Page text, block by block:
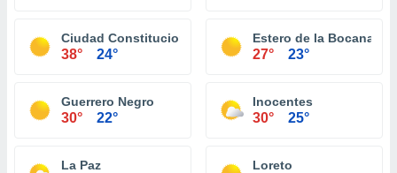
Ciudad Constitucion
38° 24°
Estero de la Bocana
27° 23°
Guerrero Negro
30° 22°
Inocentes
30° 25°
La Paz Loreto